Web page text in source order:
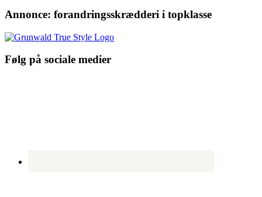
Annonce: forandringsskrædderi i topklasse
Følg på sociale medier